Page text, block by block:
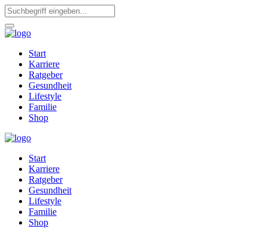
Start
Karriere
Ratgeber
Gesundheit
Lifestyle
Familie
Shop
Start
Karriere
Ratgeber
Gesundheit
Lifestyle
Familie
Shop